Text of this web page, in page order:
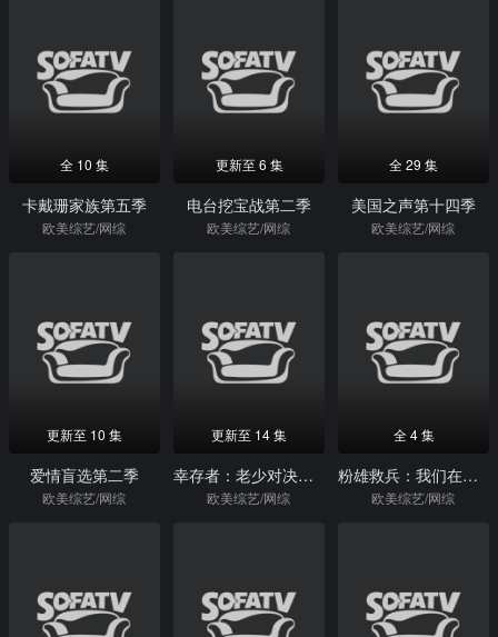
全 10 集
卡戴珊家族第五季
欧美综艺/网综
更新至 6 集
电台挖宝战第二季
欧美综艺/网综
全 29 集
美国之声第十四季
欧美综艺/网综
更新至 10 集
爱情盲选第二季
欧美综艺/网综
更新至 14 集
幸存者：老少对决第三十三季
欧美综艺/网综
全 4 集
粉雄救兵：我们在日本！
欧美综艺/网综